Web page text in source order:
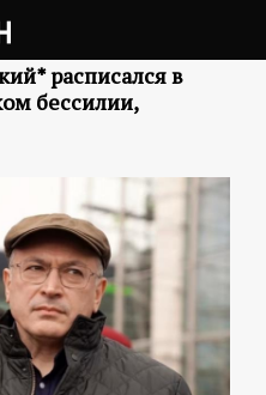
расписался в
бессилии,